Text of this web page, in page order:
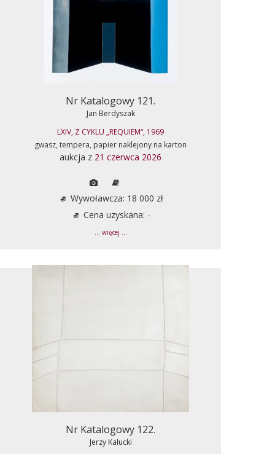
Nr Katalogowy 121.
Jan Berdyszak
LXIV, Z CYKLU „REQUIEM“, 1969
gwasz, tempera, papier naklejony na karton
aukcja z 21 czerwca 2026
Wywoławcza: 18 000 zł
Cena uzyskana: -
... więcej ...
Nr Katalogowy 122.
Jerzy Kałucki